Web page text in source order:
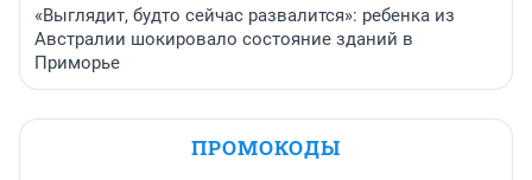
«Выглядит, будто сейчас развалится»: ребенка из
Австралии шокировало состояние зданий в
Приморье
ПРОМОКОДЫ